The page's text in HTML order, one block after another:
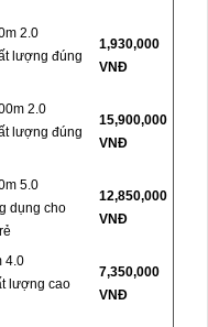
2.0
lượng đúng
1,930,000
VNĐ
2.0
lượng đúng
15,900,000
VNĐ
5.0
dụng cho
12,850,000
VNĐ
4.0
lượng cao
7,350,000
VNĐ